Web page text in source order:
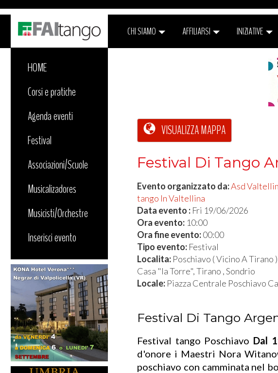
CHI SIAMO AFFILIARSI INIZIATIVE
HOME
Corsi e pratiche
Agenda eventi
Festival
Associazioni/Scuole
Musicalizadores
Musicisti/Orchestre
Inserisci evento
VISUALIZZA MAPPA
Festival Di Tango
Evento organizzato da:Asd
tango In Valtellina
Data evento : Fri 19/06/2026
Ora evento: 10:00
Ora fine evento:00:00
Tipo evento: Festival
Localita: Poschiavo ( Vicino A Tirano
Casa "la Torre", Tirano , Sondrio
Locale: Piazza Centrale Poschiavo
Festival Di Tango
Festival tango Poschiavo Dal
d'onore i Maestri Nora
poschiavo con camminata nel